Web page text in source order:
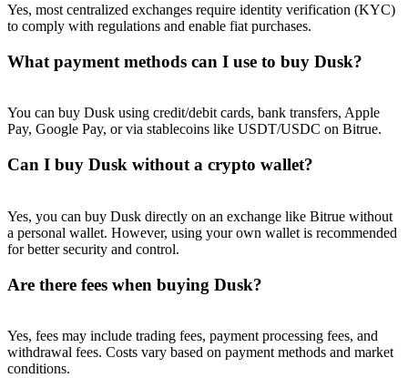
Yes, most centralized exchanges require identity verification (KYC)
to comply with regulations and enable fiat purchases.
What payment methods can I use to buy Dusk?
You can buy Dusk using credit/debit cards, bank transfers, Apple
Pay, Google Pay, or via stablecoins like USDT/USDC on Bitrue.
Can I buy Dusk without a crypto wallet?
Yes, you can buy Dusk directly on an exchange like Bitrue without
a personal wallet. However, using your own wallet is recommended
for better security and control.
Are there fees when buying Dusk?
Yes, fees may include trading fees, payment processing fees, and
withdrawal fees. Costs vary based on payment methods and market
conditions.